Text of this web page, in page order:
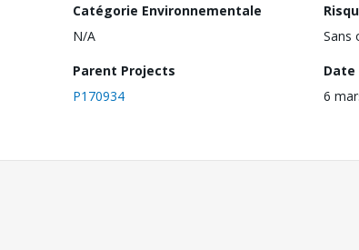
Catégorie Environnementale
N/A
Sans
Parent Projects
P170934
Date
6